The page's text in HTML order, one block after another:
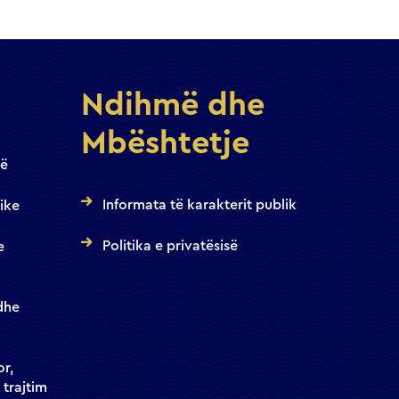
trajtim
Ndihmë dhe
Mbështetje
Informata të karakterit publik
Politika e privatësisë